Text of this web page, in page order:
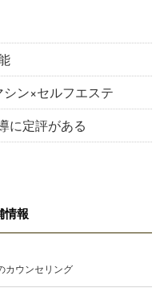
ン×セルフエステ
に定評がある
情報
カウンセリング